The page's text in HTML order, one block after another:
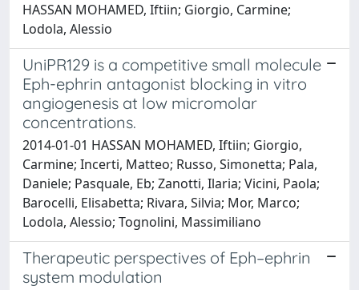
HASSAN MOHAMED, Iftiin; Giorgio, Carmine;
Lodola, Alessio
UniPR129 is a competitive small molecule
Eph-ephrin antagonist blocking in vitro
angiogenesis at low micromolar
concentrations.
2014-01-01 HASSAN MOHAMED, Iftiin; Giorgio,
Carmine; Incerti, Matteo; Russo, Simonetta; Pala,
Daniele; Pasquale, Eb; Zanotti, Ilaria; Vicini, Paola;
Barocelli, Elisabetta; Rivara, Silvia; Mor, Marco;
Lodola, Alessio; Tognolini, Massimiliano
Therapeutic perspectives of Eph–ephrin
system modulation